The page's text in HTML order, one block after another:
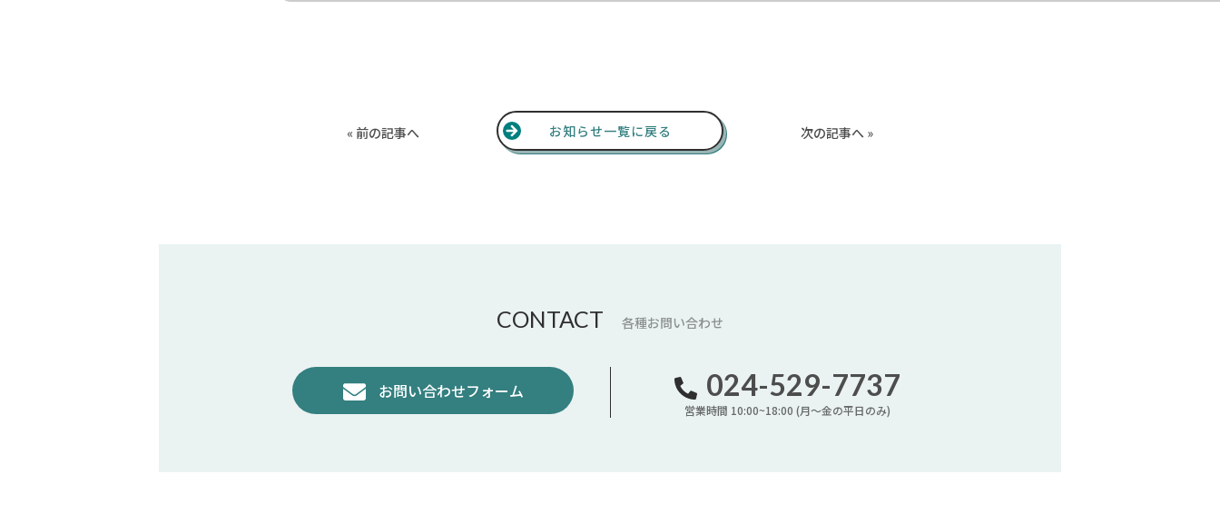
« 前の記事へ お知らせ一覧に戻る 次の記事へ »
CONTACT 各種お問い合わせ
お問い合わせフォーム 024-529-7737
営業時間 10:00~18:00 (月〜金の平日のみ)